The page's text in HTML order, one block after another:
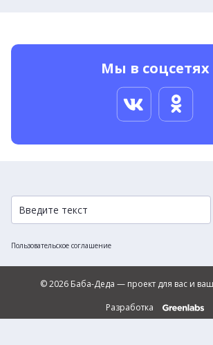
Мы в соцсетях
Пользовательское соглашение
© 2026 Баба-Деда — проект для вас и
Разработка